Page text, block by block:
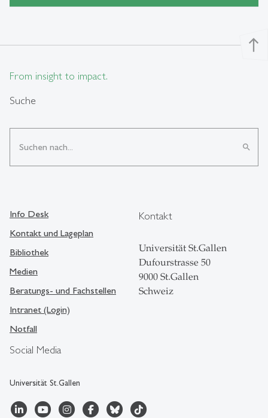
north
From insight to impact.
Suche
search
Social Media
Universität St.Gallen
Info Desk
Kontakt und Lageplan
Bibliothek
Medien
Beratungs- und Fachstellen
Intranet (Login)
Notfall
Kontakt
Universität St.Gallen
Dufourstrasse 50
9000 St.Gallen
Schweiz